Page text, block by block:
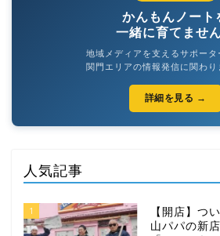
かんもんノート
一緒に育てませ
地域メディアを支えるサポータ
関門エリアの情報発信に関わり
詳細を見る →
人気記事
1
【開店】つ
山パパの新